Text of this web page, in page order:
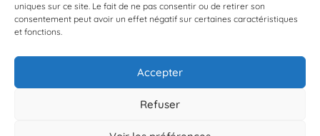
uniques sur ce site. Le fait de ne pas consentir ou de retirer son
consentement peut avoir un effet négatif sur certaines caractéristiques
et fonctions.
Accepter
Refuser
À propos de BioLit
Vos données d'observation
Ressources
Résultats du programme
Contacts